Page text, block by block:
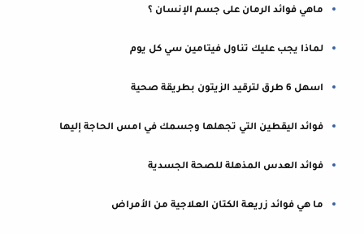
ماهي فوائد الرمان على جسم الإنسان ؟
لماذا يجب عليك تناول فيتامين سي كل يوم
اسهل 6 طرق لترقيد الزيتون بطريقة صحية
فوائد اليقطين التي تجهلها وجسمك في امس الحاجة إليها
فوائد العدس المذهلة للصحة الجسدية
ما هي فوائد زريعة الكتان العلاجية من الأمراض